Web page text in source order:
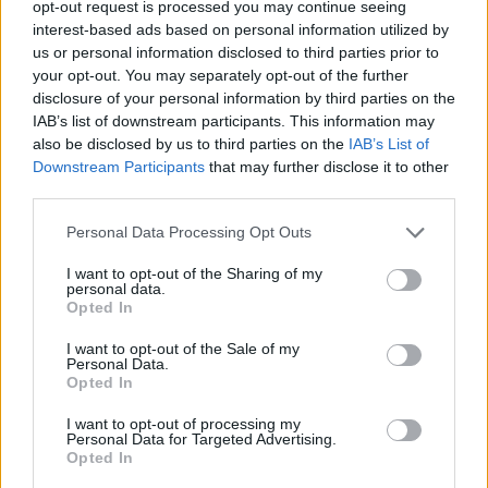
opt-out request is processed you may continue seeing
interest-based ads based on personal information utilized by
us or personal information disclosed to third parties prior to
your opt-out. You may separately opt-out of the further
disclosure of your personal information by third parties on the
IAB’s list of downstream participants. This information may
also be disclosed by us to third parties on the IAB’s List of
Downstream Participants that may further disclose it to other
Please note that this website/app uses one or more Google
not limited to your visit or usage behaviour. You may click to
grant or deny consent to Google and its third-party tags to
use your data for below specified purposes in below Google
consent section.
Personal Data Processing Opt Outs
I want to opt-out of the Sharing of my
personal data.
Opted In
I want to opt-out of the Sale of my
Personal Data.
Opted In
I want to opt-out of processing my
Personal Data for Targeted Advertising.
Opted In
tartania, hogy Hamaguchi és csapata befejezetlenül
hagyná az alapjátékot.
SMASH by Meló-Diák: Homok, zene és a nyár legjobb
hangulata – Jön a második forduló! (X)
Július végén folytatódik a balatoni strandröplabda-
sorozat.
#final fantasy vii revelation
Platformok: Nintendo Switch 2 PlayStation 5
Series X